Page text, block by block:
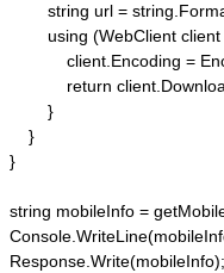
string url =
using (WebClient
client.Encoding =
return
        }
    }
}
string mobileInfo =
Response.Write(mobileInfo);